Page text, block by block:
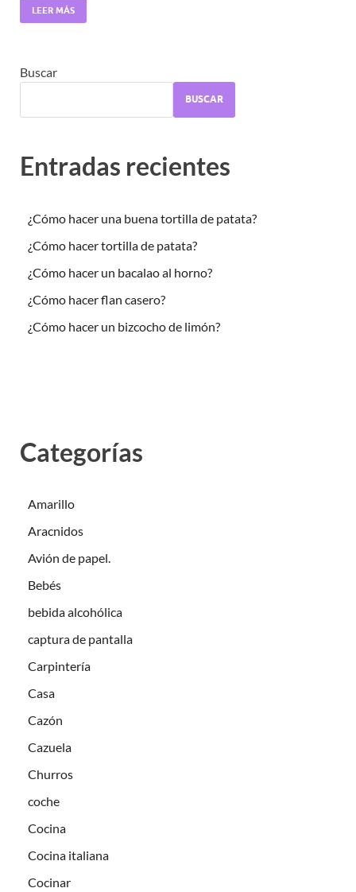
LEER MÁS
Buscar
BUSCAR
Entradas recientes
¿Cómo hacer una buena tortilla de patata?
¿Cómo hacer tortilla de patata?
¿Cómo hacer un bacalao al horno?
¿Cómo hacer flan casero?
¿Cómo hacer un bizcocho de limón?
Categorías
Amarillo
Aracnidos
Avión de papel.
Bebés
bebida alcohólica
captura de pantalla
Carpintería
Casa
Cazón
Cazuela
Churros
coche
Cocina
Cocina italiana
Cocinar